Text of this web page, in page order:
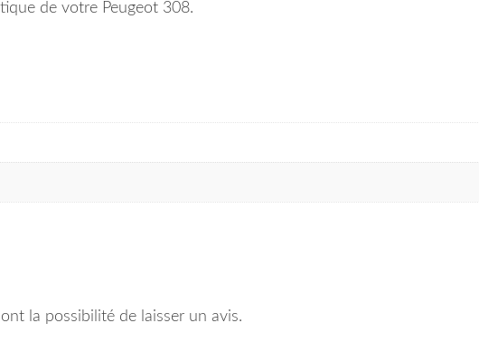
de votre Peugeot 308.
la possibilité de laisser un avis.